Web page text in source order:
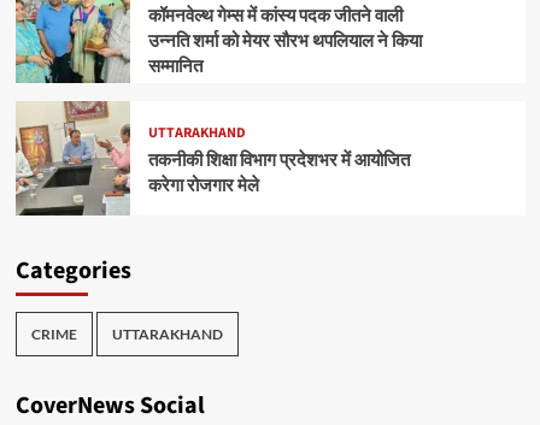
कॉमनवेल्थ गेम्स में कांस्य पदक जीतने वाली
उन्नति शर्मा को मेयर सौरभ थपलियाल ने किया
सम्मानित
UTTARAKHAND
तकनीकी शिक्षा विभाग प्रदेशभर में आयोजित
करेगा रोजगार मेले
Categories
CRIME UTTARAKHAND
CoverNews Social